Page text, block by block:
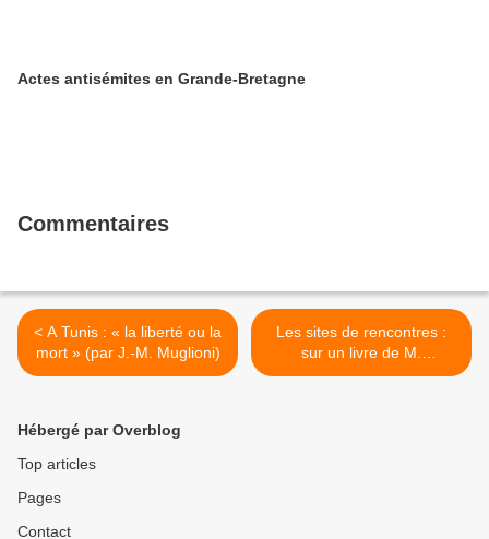
Actes antisémites en Grande-Bretagne
Commentaires
< A Tunis : « la liberté ou la
mort » (par J.-M. Muglioni)
Les sites de rencontres :
sur un livre de M.
Parmentier (par F.
Hébergé par Overblog
Top articles
Pages
Contact